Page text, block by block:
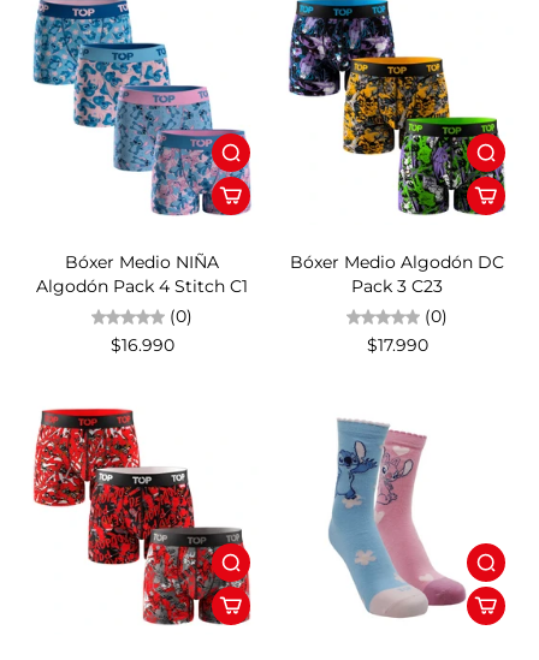
Bóxer Medio NIÑA
Algodón Pack 4 Stitch C1
(0)
$16.990
Bóxer Medio Algodón DC
Pack 3 C23
(0)
$17.990